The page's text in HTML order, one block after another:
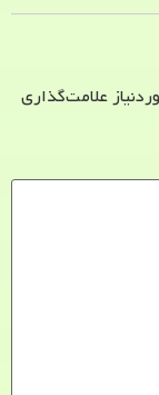
علامت‌گذاری